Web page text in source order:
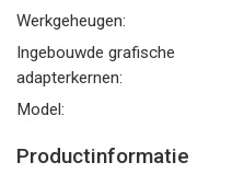
Werkgeheugen:
Ingebouwde grafische
adapterkernen:
Model:
Productinformatie